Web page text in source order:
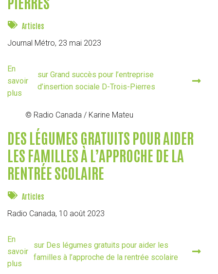
Articles
Journal Métro, 23 mai 2023
En
savoir
plus
sur Grand succès pour l’entreprise
d’insertion sociale D-Trois-Pierres
© Radio Canada / Karine Mateu
DES LÉGUMES GRATUITS POUR AIDER
LES FAMILLES À L’APPROCHE DE LA
RENTRÉE SCOLAIRE
Articles
Radio Canada, 10 août 2023
En
savoir
plus
sur Des légumes gratuits pour aider les
familles à l’approche de la rentrée scolaire